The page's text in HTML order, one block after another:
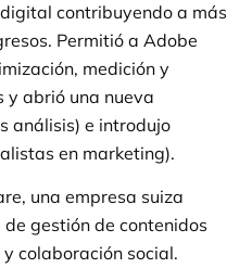
contribuyendo a más
Permitió a Adobe
medición y
y abrió una nueva
análisis) e introdujo
en marketing).
una empresa suiza
gestión de contenidos
colaboración social.